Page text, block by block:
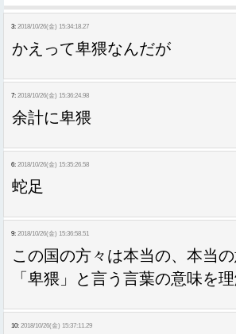
3: 2018/10/26(金) 15:34:18.27
かえって卑猥なんだが
7: 2018/10/26(金) 15:36:24.98
余計に卑猥
6: 2018/10/26(金) 15:35:26.58
蛇足
9: 2018/10/26(金) 15:36:58.51
この国の方々は本当の、本当
「卑猥」と言う言葉の意味を
10: 2018/10/26(金) 15:37:11.29